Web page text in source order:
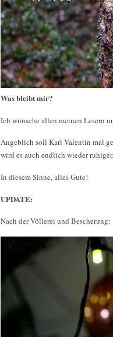
Was bleibt mir?
Ich wünsche allen meinen Lesern
Angeblich soll Karl Valentin mal
wird es auch endlich wieder
In diesem Sinne, alles Gute!
UPDATE:
Nach der Völlerei und Bescherung: